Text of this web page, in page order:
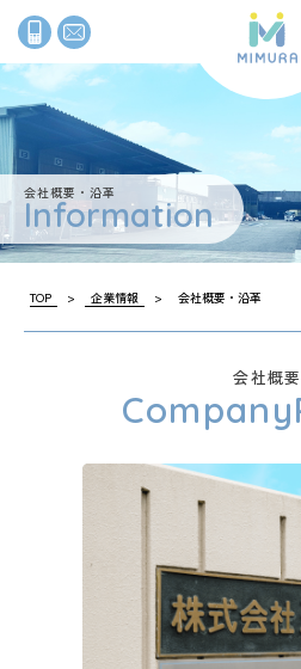
News
Company
Recycle
Geo-X
サイトマップ
プライバシーポリシー
会社概要・沿革
Information
TOP > 企業情報 > 会社概要・沿革
会社概要